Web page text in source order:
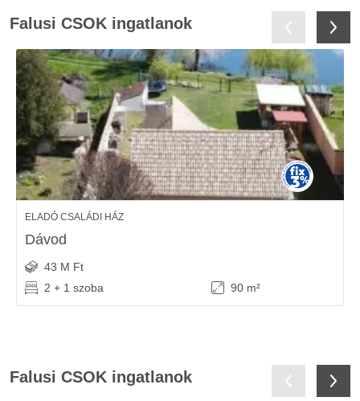
Falusi CSOK ingatlanok
ELADÓ CSALÁDI HÁZ
Dávod
43 M Ft
2 + 1 szoba
90 m²
Falusi CSOK ingatlanok